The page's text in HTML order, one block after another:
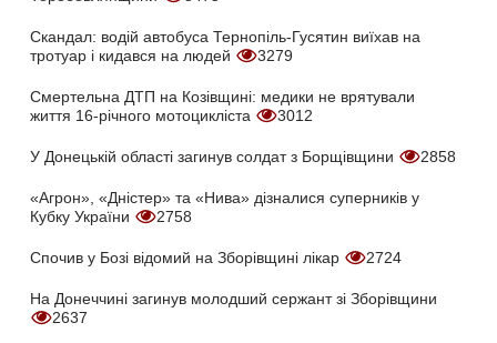
Скандал: водій автобуса Тернопіль-Гусятин виїхав на
тротуар і кидався на людей
3279
Смертельна ДТП на Козівщині: медики не врятували
життя 16-річного мотоцикліста
3012
У Донецькій області загинув солдат з Борщівщини 2858
«Агрон», «Дністер» та «Нива» дізналися суперників у
Кубку України
2758
Спочив у Бозі відомий на Зборівщині лікар 2724
На Донеччині загинув молодший сержант зі Зборівщини
2637